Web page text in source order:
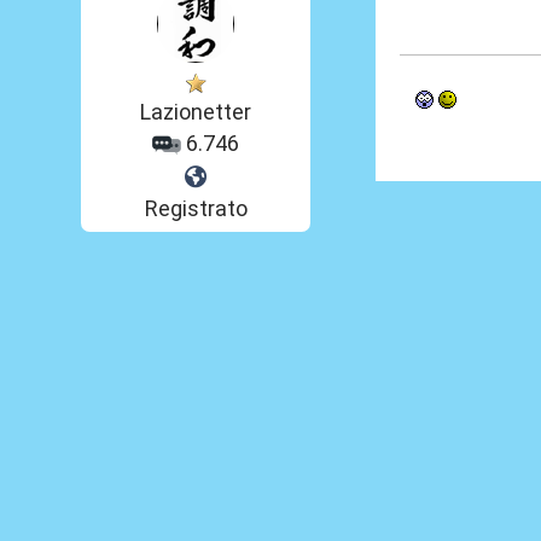
Lazionetter
6.746
Registrato